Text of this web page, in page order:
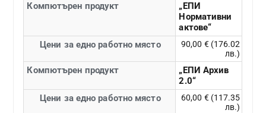
Компютърен продукт
„ЕПИ
Нормативни
актове“
Цени за едно работно място
90,00 € (176.02
лв.)
Компютърен продукт
„ЕПИ Архив
2.0“
Цени за едно работно място
60,00 € (117.35
лв.)